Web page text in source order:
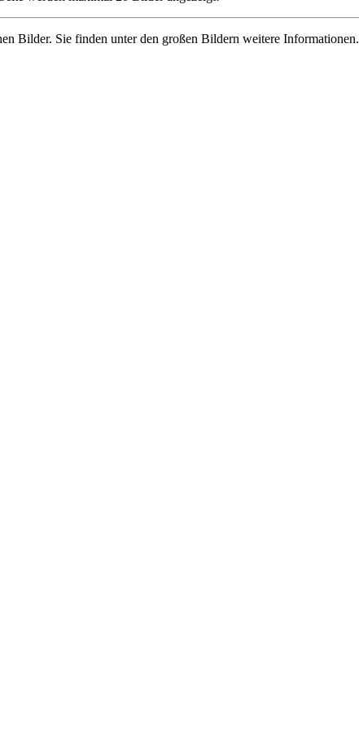
Bilder. Sie finden unter den großen Bildern weitere Informationen.